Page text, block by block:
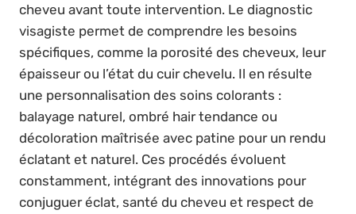
cheveu avant toute intervention. Le diagnostic
visagiste permet de comprendre les besoins
spécifiques, comme la porosité des cheveux, leur
épaisseur ou l’état du cuir chevelu. Il en résulte
une personnalisation des soins colorants :
balayage naturel, ombré hair tendance ou
décoloration maîtrisée avec patine pour un rendu
éclatant et naturel. Ces procédés évoluent
constamment, intégrant des innovations pour
conjuguer éclat, santé du cheveu et respect de